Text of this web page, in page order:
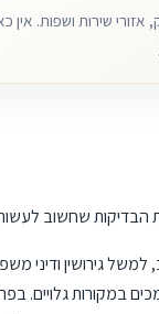
אזורי שירות ושפות. אין
את הבדיקות שחשוב
למשל גירושין
גלויים.